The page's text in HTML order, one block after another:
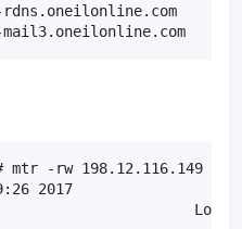
rdns.oneilonline.com
mail3.oneilonline.com
-rw 198.12.116.149
2017
Loss%